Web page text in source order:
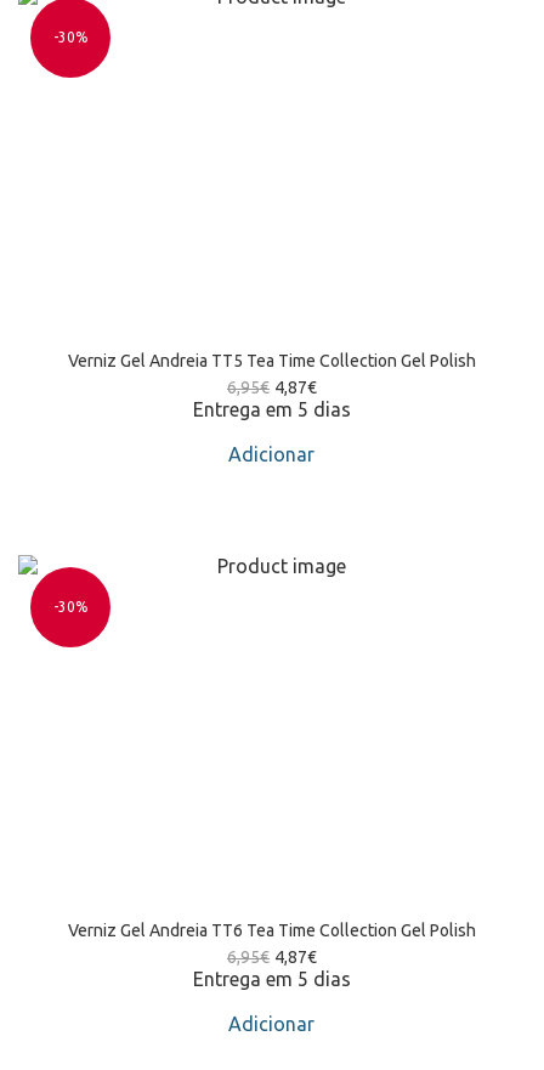
-30%
Verniz Gel Andreia TT5 Tea Time Collection Gel Polish
6,95€ 4,87€
Entrega em 5 dias
Adicionar
-30%
Verniz Gel Andreia TT6 Tea Time Collection Gel Polish
6,95€ 4,87€
Entrega em 5 dias
Adicionar